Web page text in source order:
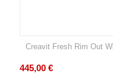
Creavit Fresh Rim Out
445,00 €